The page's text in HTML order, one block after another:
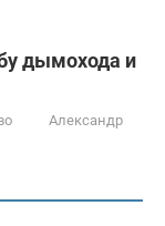
дымохода и
Александр